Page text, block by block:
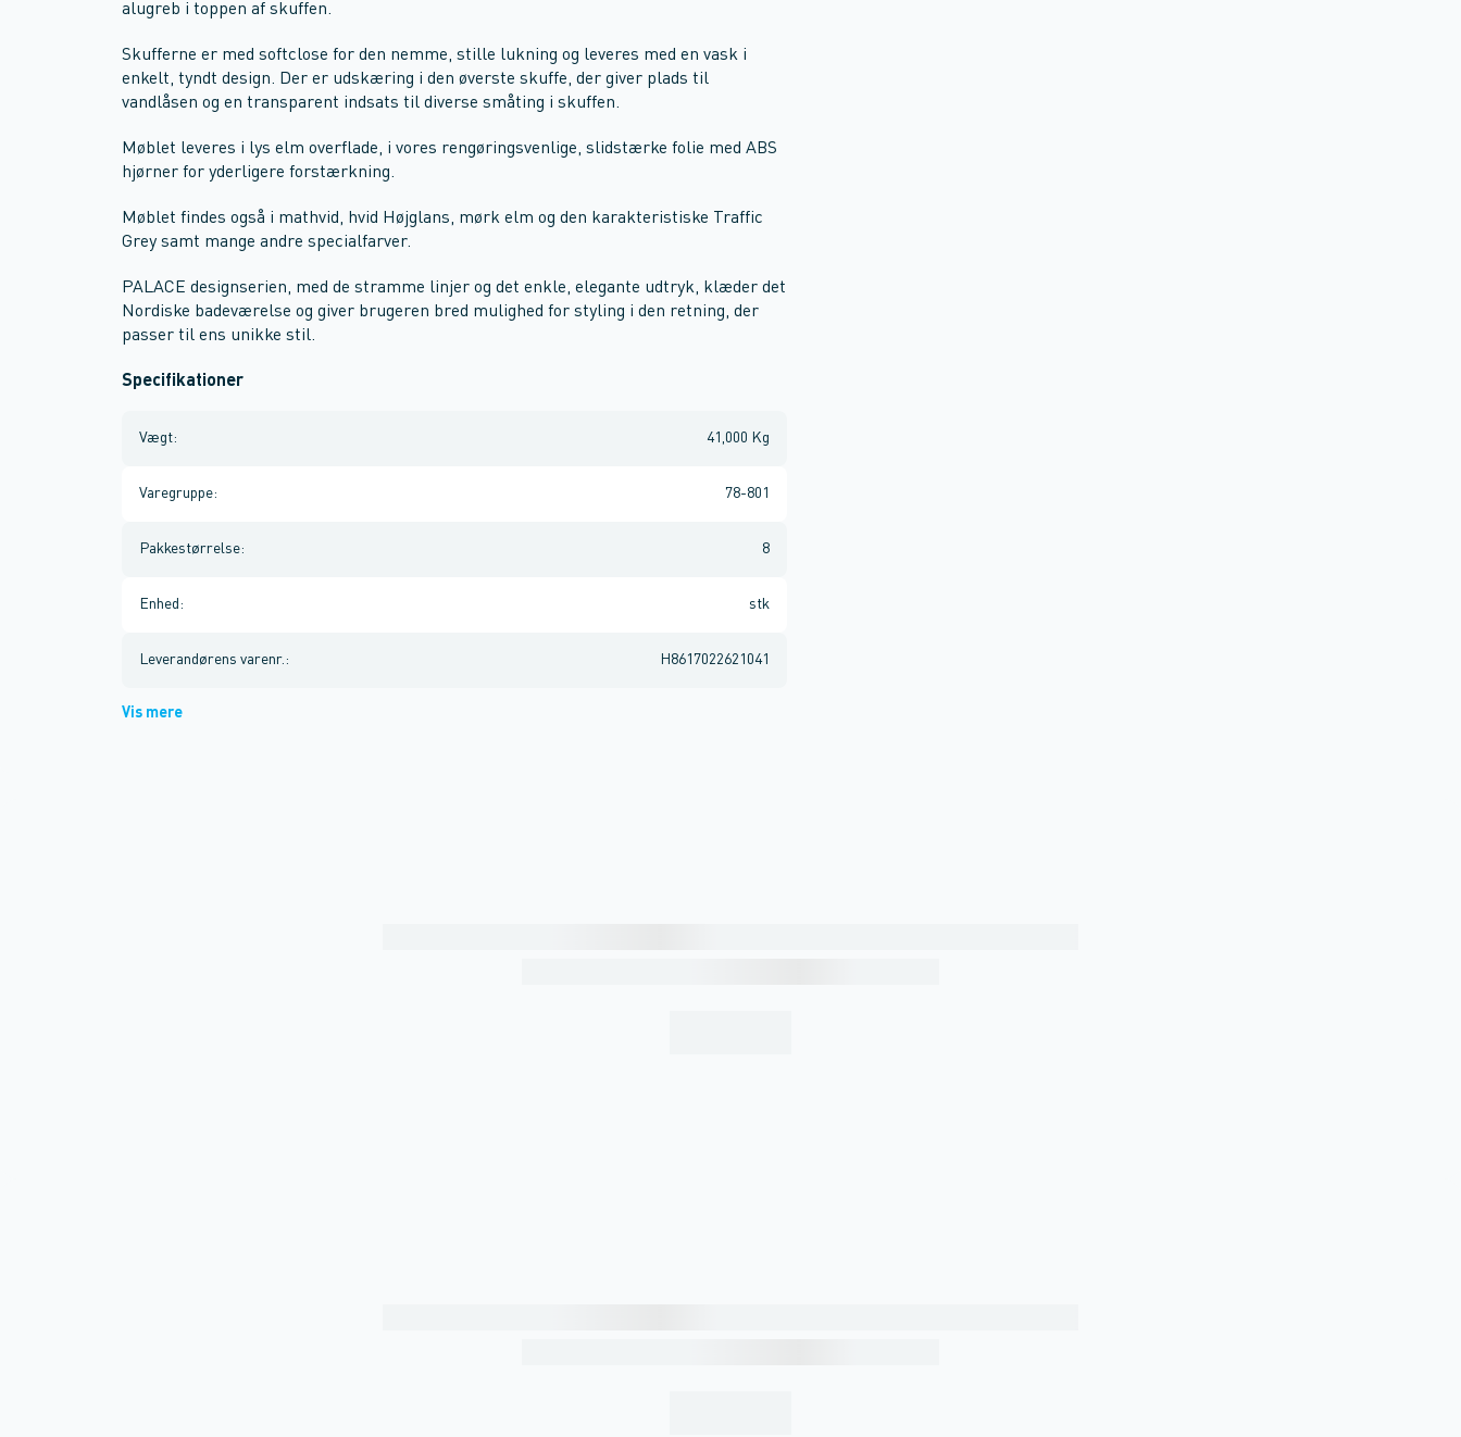
alugreb i toppen af skuffen.
Skufferne er med softclose for den nemme, stille lukning og leveres med en vask i
enkelt, tyndt design. Der er udskæring i den øverste skuffe, der giver plads til
vandlåsen og en transparent indsats til diverse småting i skuffen.
Møblet leveres i lys elm overflade, i vores rengøringsvenlige, slidstærke folie med ABS
hjørner for yderligere forstærkning.
Møblet findes også i mathvid, hvid Højglans, mørk elm og den karakteristiske Traffic
Grey samt mange andre specialfarver.
PALACE designserien, med de stramme linjer og det enkle, elegante udtryk, klæder det
Nordiske badeværelse og giver brugeren bred mulighed for styling i den retning, der
passer til ens unikke stil.
Specifikationer
Vægt: 41,000 Kg
Varegruppe: 78-801
Pakkestørrelse: 8
Enhed : stk
Leverandørens varenr. : H8617022621041
Vis mere